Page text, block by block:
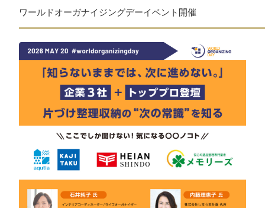
ワールドオーガナイジングデーイベント開催